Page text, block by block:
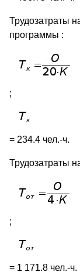
Трудозатраты
программы :
;
= 234.4 чел.-ч.
Трудозатраты
;
= 1 171.8 чел.-ч.